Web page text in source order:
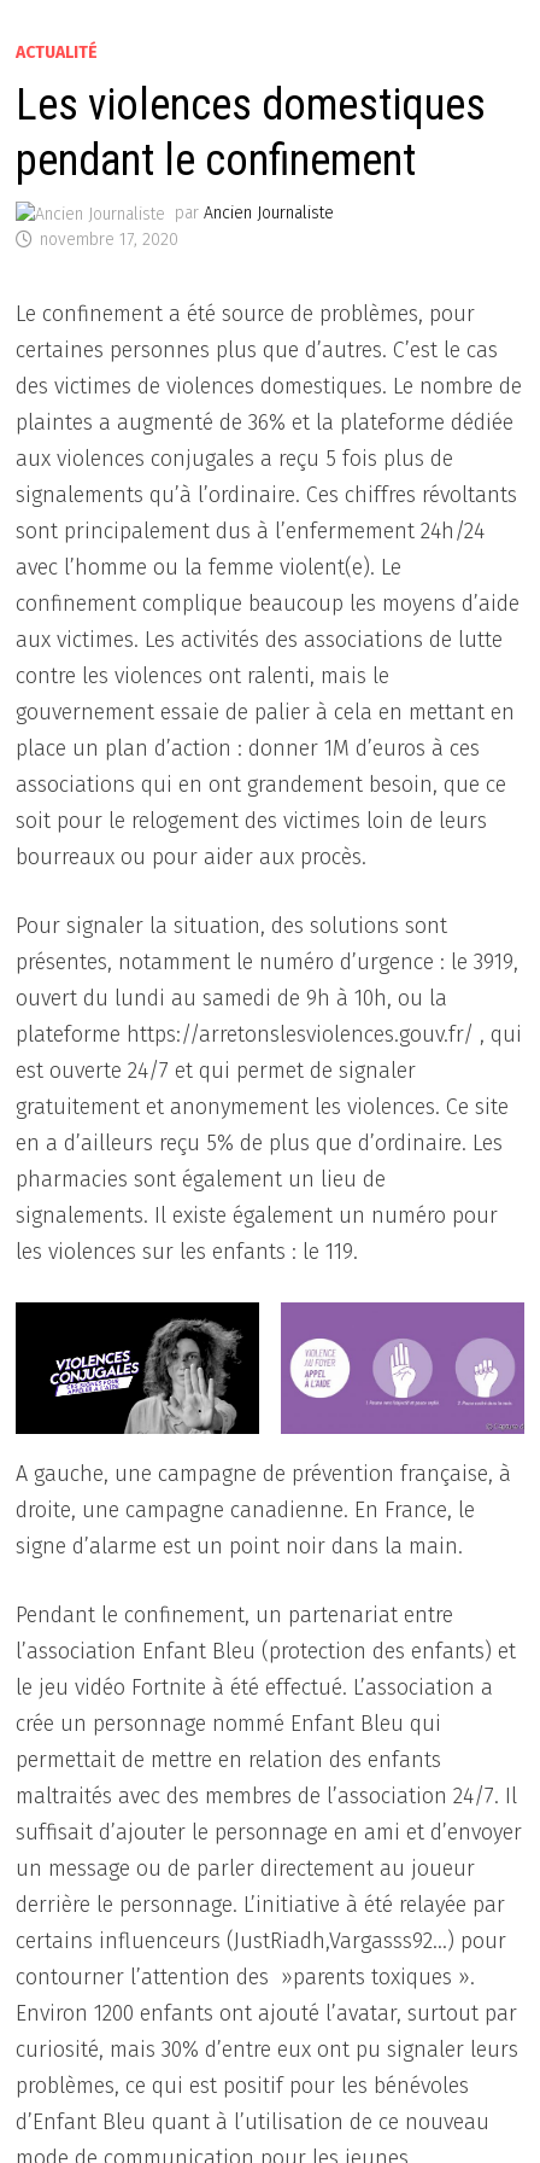
ACTUALITÉ
Les violences domestiques
pendant le confinement
parAncien Journaliste
novembre 17, 2020
Le confinement a été source de problèmes, pour
certaines personnes plus que d’autres. C’est le cas
des victimes de violences domestiques. Le nombre de
plaintes a augmenté de 36% et la plateforme dédiée
aux violences conjugales a reçu 5 fois plus de
signalements qu’à l’ordinaire. Ces chiffres révoltants
sont principalement dus à l’enfermement 24h/24
avec l’homme ou la femme violent(e). Le
confinement complique beaucoup les moyens d’aide
aux victimes. Les activités des associations de lutte
contre les violences ont ralenti, mais le
gouvernement essaie de palier à cela en mettant en
place un plan d’action : donner 1M d’euros à ces
associations qui en ont grandement besoin, que ce
soit pour le relogement des victimes loin de leurs
bourreaux ou pour aider aux procès.
Pour signaler la situation, des solutions sont
présentes, notamment le numéro d’urgence : le 3919,
ouvert du lundi au samedi de 9h à 10h, ou la
plateforme https://arretonslesviolences.gouv.fr/ , qui
est ouverte 24/7 et qui permet de signaler
gratuitement et anonymement les violences. Ce site
en a d’ailleurs reçu 5% de plus que d’ordinaire. Les
pharmacies sont également un lieu de
signalements. Il existe également un numéro pour
les violences sur les enfants : le 119.
A gauche, une campagne de prévention française, à
droite, une campagne canadienne. En France, le
signe d’alarme est un point noir dans la main.
Pendant le confinement, un partenariat entre
l’association Enfant Bleu (protection des enfants) et
le jeu vidéo Fortnite à été effectué. L’association a
crée un personnage nommé Enfant Bleu qui
permettait de mettre en relation des enfants
maltraités avec des membres de l’association 24/7. Il
suffisait d’ajouter le personnage en ami et d’envoyer
un message ou de parler directement au joueur
derrière le personnage. L’initiative à été relayée par
certains influenceurs (JustRiadh,Vargasss92…) pour
contourner l’attention des »parents toxiques ».
Environ 1200 enfants ont ajouté l’avatar, surtout par
curiosité, mais 30% d’entre eux ont pu signaler leurs
problèmes, ce qui est positif pour les bénévoles
d’Enfant Bleu quant à l’utilisation de ce nouveau